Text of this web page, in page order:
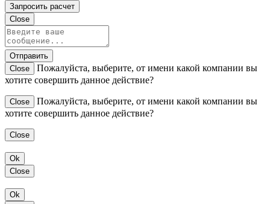
Запросить расчет
Close
Отправить
Close
Пожалуйста, выберите, от имени какой компании вы
хотите совершить данное действие?
Close
Пожалуйста, выберите, от имени какой компании вы
хотите совершить данное действие?
Close
Ok
Close
Ok